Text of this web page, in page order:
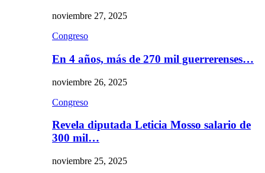
noviembre 27, 2025
Congreso
En 4 años, más de 270 mil guerrerenses…
noviembre 26, 2025
Congreso
Revela diputada Leticia Mosso salario de
300 mil…
noviembre 25, 2025